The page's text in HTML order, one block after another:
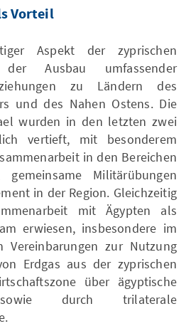
Vorteil
Aspekt der zyprischen
Ausbau umfassender
zu Ländern des
und des Nahen Ostens. Die
wurden in den letzten zwei
vertieft, mit besonderem
in den Bereichen
gemeinsame Militärübungen
in der Region. Gleichzeitig
mit Ägypten als
erwiesen, insbesondere im
Vereinbarungen zur Nutzung
Erdgas aus der zyprischen
über ägyptische
sowie durch trilaterale